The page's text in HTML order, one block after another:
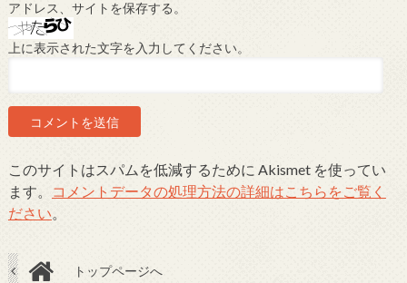
アドレス、サイトを保存する。
上に表示された文字を入力してください。
このサイトはスパムを低減するために Akismet を使ってい
ます。
コメントデータの処理方法の詳細はこちらをご覧く
ださい。
トップページへ